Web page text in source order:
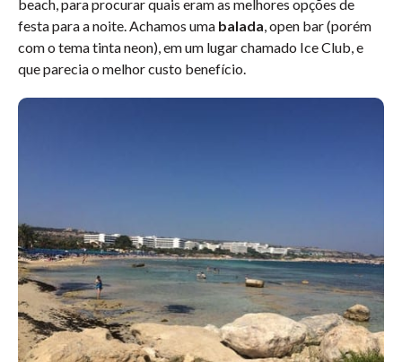
beach, para procurar quais eram as melhores opções de
festa para a noite. Achamos uma balada, open bar (porém
com o tema tinta neon), em um lugar chamado Ice Club, e
que parecia o melhor custo benefício.